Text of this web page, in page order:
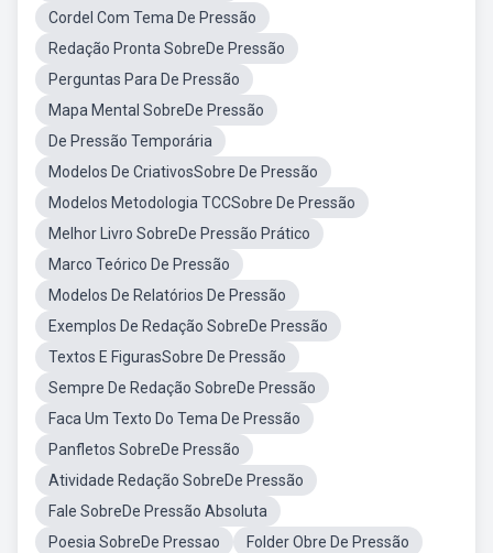
Cordel Com Tema De Pressão
Redação Pronta SobreDe Pressão
Perguntas Para De Pressão
Mapa Mental SobreDe Pressão
De Pressão Temporária
Modelos De CriativosSobre De Pressão
Modelos Metodologia TCCSobre De Pressão
Melhor Livro SobreDe Pressão Prático
Marco Teórico De Pressão
Modelos De Relatórios De Pressão
Exemplos De Redação SobreDe Pressão
Textos E FigurasSobre De Pressão
Sempre De Redação SobreDe Pressão
Faca Um Texto Do Tema De Pressão
Panfletos SobreDe Pressão
Atividade Redação SobreDe Pressão
Fale SobreDe Pressão Absoluta
Poesia SobreDe Pressao
Folder Obre De Pressão